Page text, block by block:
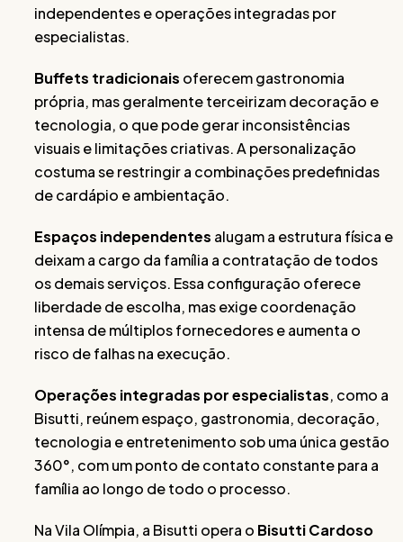
independentes e operações integradas por
especialistas.
Buffets tradicionais oferecem gastronomia
própria, mas geralmente terceirizam decoração e
tecnologia, o que pode gerar inconsistências
visuais e limitações criativas. A personalização
costuma se restringir a combinações predefinidas
de cardápio e ambientação.
Espaços independentes alugam a estrutura física e
deixam a cargo da família a contratação de todos
os demais serviços. Essa configuração oferece
liberdade de escolha, mas exige coordenação
intensa de múltiplos fornecedores e aumenta o
risco de falhas na execução.
Operações integradas por especialistas, como a
Bisutti, reúnem espaço, gastronomia, decoração,
tecnologia e entretenimento sob uma única gestão
360°, com um ponto de contato constante para a
família ao longo de todo o processo.
Na Vila Olímpia, a Bisutti opera o Bisutti Cardoso